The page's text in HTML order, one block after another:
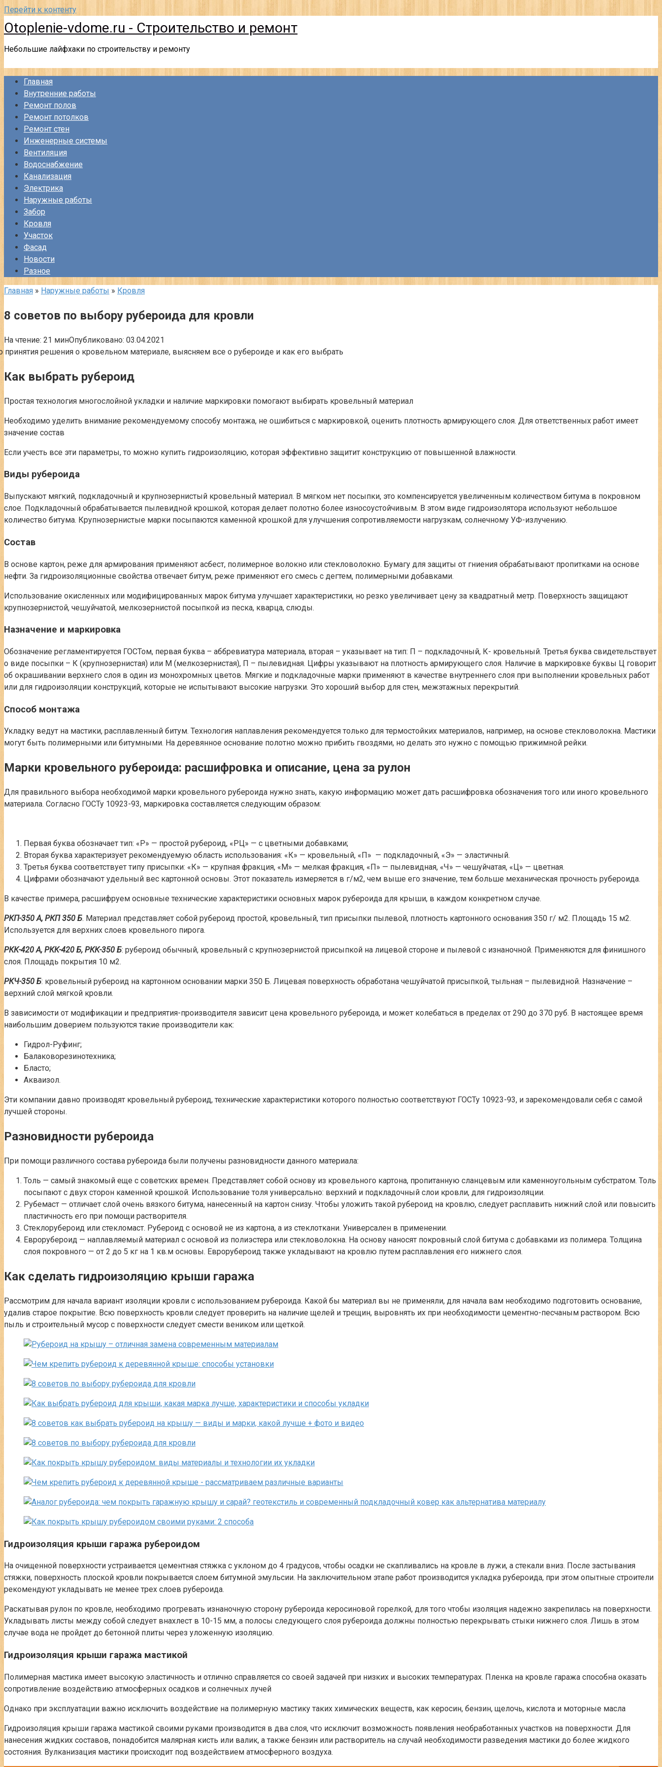
Перейти к контенту
Otoplenie-vdome.ru - Строительство и ремонт
Небольшие лайфхаки по строительству и ремонту
Главная
Внутренние работы
Ремонт полов
Ремонт потолков
Ремонт стен
Инженерные системы
Вентиляция
Водоснабжение
Канализация
Электрика
Наружные работы
Забор
Кровля
Участок
Фасад
Новости
Разное
Главная » Наружные работы » Кровля
8 советов по выбору рубероида для кровли
На чтение: 21 минОпубликовано: 03.04.2021
Как выбрать рубероид
Простая технология многослойной укладки и наличие маркировки помогают выбирать кровельный материал
Необходимо уделить внимание рекомендуемому способу монтажа, не ошибиться с маркировкой, оценить плотность армирующего слоя. Для ответственных работ имеет
значение состав
Если учесть все эти параметры, то можно купить гидроизоляцию, которая эффективно защитит конструкцию от повышенной влажности.
Виды рубероида
Выпускают мягкий, подкладочный и крупнозернистый кровельный материал. В мягком нет посыпки, это компенсируется увеличенным количеством битума в покровном
слое. Подкладочный обрабатывается пылевидной крошкой, которая делает полотно более износоустойчивым. В этом виде гидроизолятора используют небольшое
количество битума. Крупнозернистые марки посыпаются каменной крошкой для улучшения сопротивляемости нагрузкам, солнечному УФ-излучению.
Состав
В основе картон, реже для армирования применяют асбест, полимерное волокно или стекловолокно. Бумагу для защиты от гниения обрабатывают пропитками на основе
нефти. За гидроизоляционные свойства отвечает битум, реже применяют его смесь с дегтем, полимерными добавками.
Использование окисленных или модифицированных марок битума улучшает характеристики, но резко увеличивает цену за квадратный метр. Поверхность защищают
крупнозернистой, чешуйчатой, мелкозернистой посыпкой из песка, кварца, слюды.
Назначение и маркировка
Обозначение регламентируется ГОСТом, первая буква – аббревиатура материала, вторая – указывает на тип: П – подкладочный, К- кровельный. Третья буква свидетельствует
о виде посыпки – К (крупнозернистая) или М (мелкозернистая), П – пылевидная. Цифры указывают на плотность армирующего слоя. Наличие в маркировке буквы Ц говорит
об окрашивании верхнего слоя в один из монохромных цветов. Мягкие и подкладочные марки применяют в качестве внутреннего слоя при выполнении кровельных работ
или для гидроизоляции конструкций, которые не испытывают высокие нагрузки. Это хороший выбор для стен, межэтажных перекрытий.
Способ монтажа
Укладку ведут на мастики, расплавленный битум. Технология наплавления рекомендуется только для термостойких материалов, например, на основе стекловолокна. Мастики
могут быть полимерными или битумными. На деревянное основание полотно можно прибить гвоздями, но делать это нужно с помощью прижимной рейки.
Марки кровельного рубероида: расшифровка и описание, цена за рулон
Для правильного выбора необходимой марки кровельного рубероида нужно знать, какую информацию может дать расшифровка обозначения того или иного кровельного
материала. Согласно ГОСТу 10923-93, маркировка составляется следующим образом:
Первая буква обозначает тип: «Р» — простой рубероид, «РЦ» — с цветными добавками;
Вторая буква характеризует рекомендуемую область использования: «К» — кровельный, «П» — подкладочный, «Э» — эластичный.
Третья буква соответствует типу присыпки: «К» — крупная фракция, «М» — мелкая фракция, «П» — пылевидная, «Ч» — чешуйчатая, «Ц» — цветная.
Цифрами обозначают удельный вес картонной основы. Этот показатель измеряется в г/м2, чем выше его значение, тем больше механическая прочность рубероида.
В качестве примера, расшифруем основные технические характеристики основных марок рубероида для крыши, в каждом конкретном случае.
РКП-350 А, РКП 350 Б. Материал представляет собой рубероид простой, кровельный, тип присыпки пылевой, плотность картонного основания 350 г/ м2. Площадь 15 м2.
Используется для верхних слоев кровельного пирога.
РКК-420 А, РКК-420 Б, РКК-350 Б: рубероид обычный, кровельный с крупнозернистой присыпкой на лицевой стороне и пылевой с изнаночной. Применяются для финишного
слоя. Площадь покрытия 10 м2.
РКЧ-350 Б: кровельный рубероид на картонном основании марки 350 Б. Лицевая поверхность обработана чешуйчатой присыпкой, тыльная – пылевидной. Назначение –
верхний слой мягкой кровли.
В зависимости от модификации и предприятия-производителя зависит цена кровельного рубероида, и может колебаться в пределах от 290 до 370 руб. В настоящее время
наибольшим доверием пользуются такие производители как:
Гидрол-Руфинг;
Балаковорезинотехника;
Бласто;
Акваизол.
Эти компании давно производят кровельный рубероид, технические характеристики которого полностью соответствуют ГОСТу 10923-93, и зарекомендовали себя с самой
лучшей стороны.
Разновидности рубероида
При помощи различного состава рубероида были получены разновидности данного материала:
Толь — самый знакомый еще с советских времен. Представляет собой основу из кровельного картона, пропитанную сланцевым или каменноугольным субстратом. Толь
посыпают с двух сторон каменной крошкой. Использование толя универсально: верхний и подкладочный слои кровли, для гидроизоляции.
Рубемаст — отличает слой очень вязкого битума, нанесенный на картон снизу. Чтобы уложить такой рубероид на кровлю, следует расплавить нижний слой или повысить
пластичность его при помощи растворителя.
Стеклорубероид или стекломаст. Рубероид с основой не из картона, а из стеклоткани. Универсален в применении.
Еврорубероид — наплавляемый материал с основой из полиэстера или стекловолокна. На основу наносят покровный слой битума с добавками из полимера. Толщина
слоя покровного — от 2 до 5 кг на 1 кв.м основы. Еврорубероид также укладывают на кровлю путем расплавления его нижнего слоя.
Как сделать гидроизоляцию крыши гаража
Рассмотрим для начала вариант изоляции кровли с использованием рубероида. Какой бы материал вы не применяли, для начала вам необходимо подготовить основание,
удалив старое покрытие. Всю поверхность кровли следует проверить на наличие щелей и трещин, выровнять их при необходимости цементно-песчаным раствором. Всю
пыль и строительный мусор с поверхности следует смести веником или щеткой.
Гидроизоляция крыши гаража рубероидом
На очищенной поверхности устраивается цементная стяжка с уклоном до 4 градусов, чтобы осадки не скапливались на кровле в лужи, а стекали вниз. После застывания
стяжки, поверхность плоской кровли покрывается слоем битумной эмульсии. На заключительном этапе работ производится укладка рубероида, при этом опытные строители
рекомендуют укладывать не менее трех слоев рубероида.
Раскатывая рулон по кровле, необходимо прогревать изнаночную сторону рубероида керосиновой горелкой, для того чтобы изоляция надежно закрепилась на поверхности.
Укладывать листы между собой следует внахлест в 10-15 мм, а полосы следующего слоя рубероида должны полностью перекрывать стыки нижнего слоя. Лишь в этом
случае вода не пройдет до бетонной плиты через уложенную изоляцию.
Гидроизоляция крыши гаража мастикой
Полимерная мастика имеет высокую эластичность и отлично справляется со своей задачей при низких и высоких температурах. Пленка на кровле гаража способна оказать
сопротивление воздействию атмосферных осадков и солнечных лучей
Однако при эксплуатации важно исключить воздействие на полимерную мастику таких химических веществ, как керосин, бензин, щелочь, кислота и моторные масла
Гидроизоляция крыши гаража мастикой своими руками производится в два слоя, что исключит возможность появления необработанных участков на поверхности. Для
нанесения жидких составов, понадобится малярная кисть или валик, а также бензин или растворитель на случай необходимости разведения мастики до более жидкого
состояния. Вулканизация мастики происходит под воздействием атмосферного воздуха.